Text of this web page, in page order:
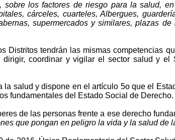
los factores de riesgo para la salud,
cárceles, cuarteles, Albergues,
supermercados y similares, plazas
Distritos tendrán las mismas competencias
coordinar y vigilar el sector salud y
salud y dispone en el artículo 5o que el
fundamentales del Estado Social de Derecho.
de las personas frente a ese derecho
que pongan en peligro la vida y la salud de